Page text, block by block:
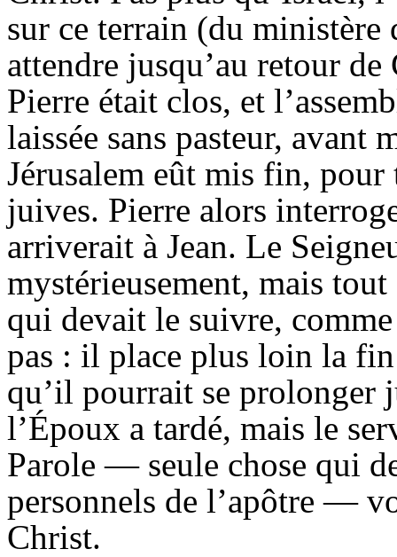
sur ce terrain (du ministère
attendre jusqu’au retour
Pierre était clos, et
laissée sans pasteur, avant
Jérusalem eût mis fin,
juives. Pierre alors
arriverait à Jean. Le
mystérieusement, mais
qui devait le suivre,
pas : il place plus loin la
qu’il pourrait se prolonger
l’Époux a tardé, mais le
Parole — seule chose qui
personnels de l’apôtre —
Christ.